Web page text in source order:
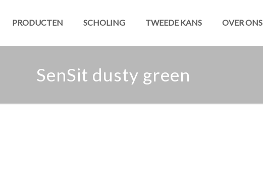
PRODUCTEN SCHOLING TWEEDE KANS OVER ONS
SenSit dusty green